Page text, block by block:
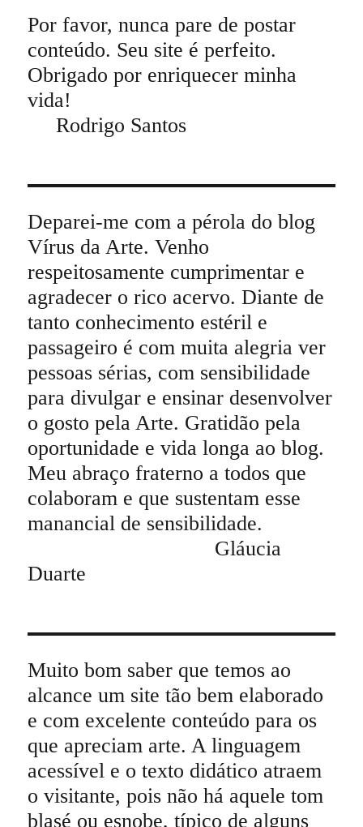
Por favor, nunca pare de postar
conteúdo. Seu site é perfeito.
Obrigado por enriquecer minha
vida!
Rodrigo Santos
Deparei-me com a pérola do blog
Vírus da Arte. Venho
respeitosamente cumprimentar e
agradecer o rico acervo. Diante de
tanto conhecimento estéril e
passageiro é com muita alegria ver
pessoas sérias, com sensibilidade
para divulgar e ensinar desenvolver
o gosto pela Arte. Gratidão pela
oportunidade e vida longa ao blog.
Meu abraço fraterno a todos que
colaboram e que sustentam esse
manancial de sensibilidade.
Gláucia
Duarte
Muito bom saber que temos ao
alcance um site tão bem elaborado
e com excelente conteúdo para os
que apreciam arte. A linguagem
acessível e o texto didático atraem
o visitante, pois não há aquele tom
blasé ou esnobe, típico de alguns